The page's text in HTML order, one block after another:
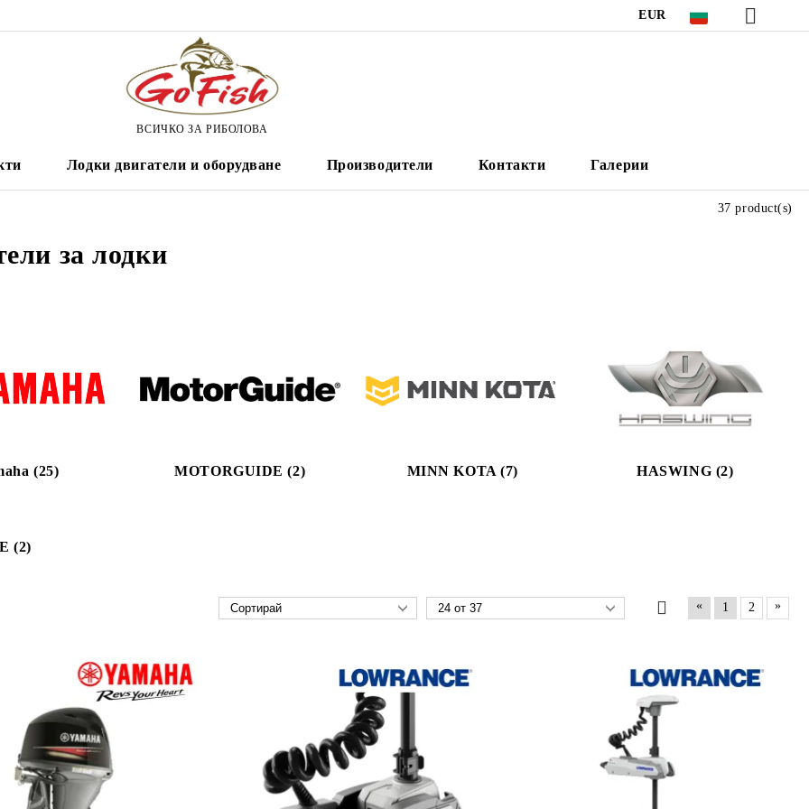
EUR
ВСИЧКО ЗА РИБОЛОВА
Лодки двигатели и оборудване Производители Контакти Галерии
за лодки
(25) MOTORGUIDE (2) MINN KOTA (7) HASWING (2)
(2)
37 product(s)
« 1 2 »